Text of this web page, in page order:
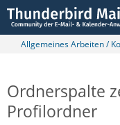
Allgemeines Arbeiten /
Ordnerspalte
Profilordner